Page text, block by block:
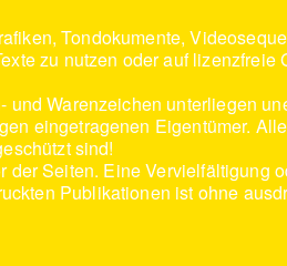
Tondokumente,
zu nutzen oder auf lizenzfreie
Warenzeichen unterliegen
eingetragenen Eigentümer.
sind!
Seiten. Eine Vervielfältigung
Publikationen ist ohne